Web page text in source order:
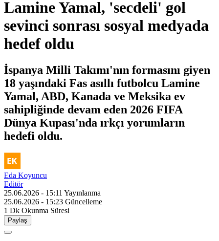
Lamine Yamal, 'secdeli' gol
sevinci sonrası sosyal medyada
hedef oldu
İspanya Milli Takımı'nın formasını giyen
18 yaşındaki Fas asıllı futbolcu Lamine
Yamal, ABD, Kanada ve Meksika ev
sahipliğinde devam eden 2026 FIFA
Dünya Kupası'nda ırkçı yorumların
hedefi oldu.
Eda Koyuncu
Editör
25.06.2026 - 15:11 Yayınlanma
25.06.2026 - 15:23 Güncelleme
1 Dk Okunma Süresi
Paylaş